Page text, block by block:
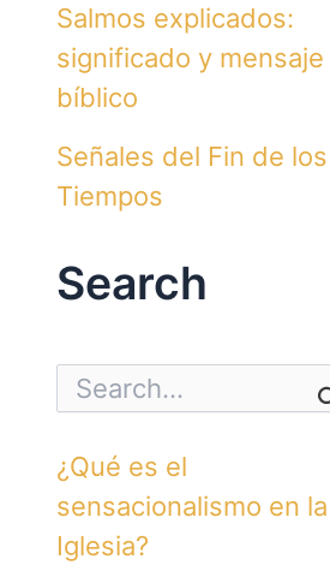
Salmos explicados:
significado y mensaje
bíblico
Señales del Fin de los
Tiempos
Search
S
c
f
o
¿Qué es el
sensacionalismo en la
Iglesia?